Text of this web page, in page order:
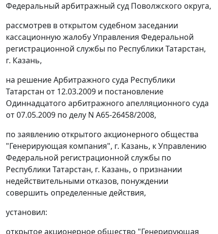
Федеральный арбитражный суд Поволжского округа,
рассмотрев в открытом судебном заседании
кассационную жалобу Управления Федеральной
регистрационной службы по Республики Татарстан,
г. Казань,
на решение Арбитражного суда Республики
Татарстан от 12.03.2009 и постановление
Одиннадцатого арбитражного апелляционного суда
от 07.05.2009 по делу N А65-26458/2008,
по заявлению открытого акционерного общества
"Генерирующая компания", г. Казань, к Управлению
Федеральной регистрационной службы по
Республики Татарстан, г. Казань, о признании
недействительными отказов, понуждении
совершить определенные действия,
установил:
открытое акционерное общество "Генерирующая